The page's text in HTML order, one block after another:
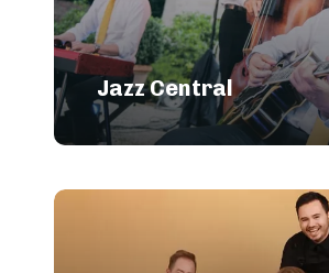
Jazz Central